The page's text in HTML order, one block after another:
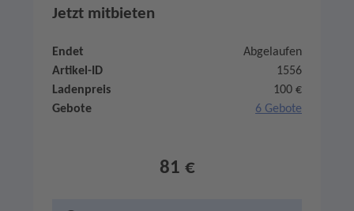
Jetzt mitbieten
Endet
Abgelaufen
Artikel-ID
1556
Ladenpreis
100 €
Gebote
6 Gebote
81 €